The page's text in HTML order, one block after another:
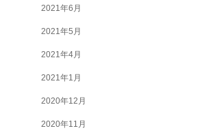
2021年6月
2021年5月
2021年4月
2021年1月
2020年12月
2020年11月